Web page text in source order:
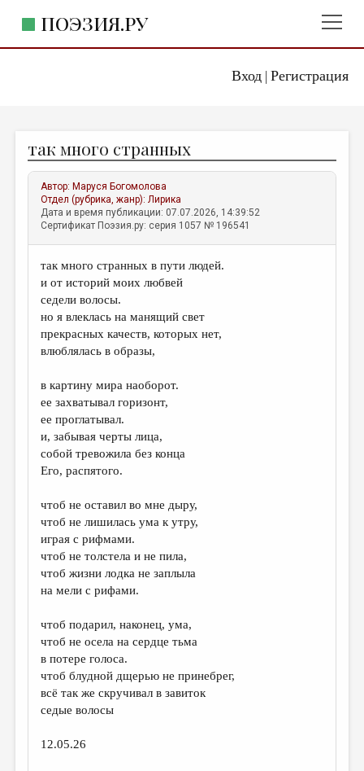
Вход| Регистрация
ПОЭЗИЯ.РУ
ЖАНРЫ
АВТОРЫ
КОММЕНТАРИИ
ЛИТСАЛОН
НОВОСТИ
ПРАВИЛА САЙТА
ОТДЕЛЫ И РУБРИКИ
ИЗБРАННОЕ
ДАЙДЖЕСТ
ПРОИЗВЕДЕНИЯ
ПЕРЕВОДЫ
КОНКУРСЫ
ДЕТСКАЯ КОМНАТА
КНИЖНАЯ ПОЛКА
ОБЗОР ЛИТЕРАТУРЫ
СТРАНИЦЫ ПАМЯТИ
ОБЪЯВЛЕНИЯ
РЕДКОЛЛЕГИЯ
ОТ РЕДАКЦИИ
так много странных
Автор: Маруся Богомолова
Отдел (рубрика, жанр):Лирика
Дата и время публикации: 07.07.2026, 14:39:52
Сертификат Поэзия.ру: серия 1057 № 196541
так много странных в пути людей.
и от историй моих любвей
седели волосы.
но я влеклась на манящий свет
прекрасных качеств, которых нет,
влюблялась в образы,
в картину мира наоборот.
ее захватывал горизонт,
ее проглатывал.
и, забывая черты лица,
собой тревожила без конца
Его, распятого.
чтоб не оставил во мне дыру,
чтоб не лишилась ума к утру,
играя с рифмами.
чтоб не толстела и не пила,
чтоб жизни лодка не заплыла
на мели с рифами.
чтоб подарил, наконец, ума,
чтоб не осела на сердце тьма
в потере голоса.
чтоб блудной дщерью не принебрег,
всё так же скручивал в завиток
седые волосы
12.05.26